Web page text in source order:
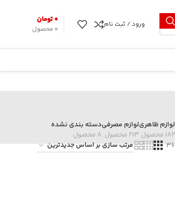
ورود / ثبت نام
0 محصول
۰تومان
لوازم ظاهری
182 محصول
لوازم مصرفی
213 محصول
دسته بندی نشده
8 محصول
36